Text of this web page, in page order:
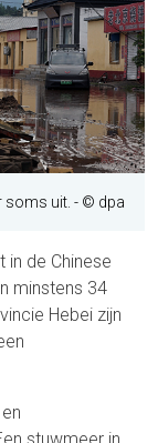
soms uit. - © dpa
de Chinese
minstens 34
Hebei zijn